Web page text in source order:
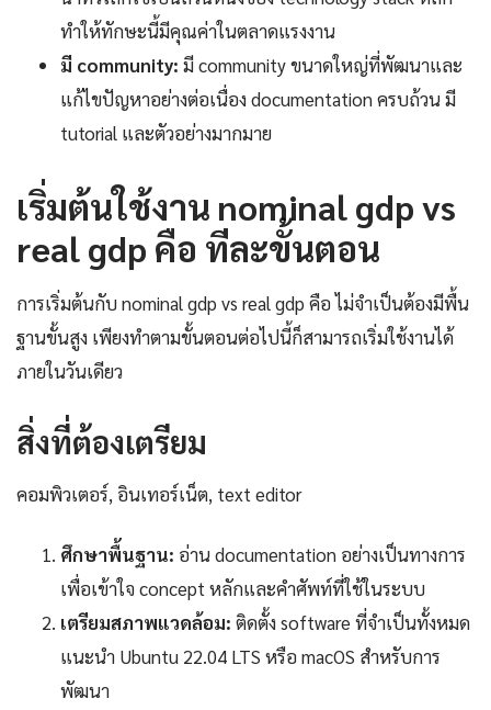
ทำให้ทักษะนี้มีคุณค่าในตลาดแรงงาน
มี community: มี community ขนาดใหญ่ที่พัฒนาและ
แก้ไขปัญหาอย่างต่อเนื่อง documentation ครบถ้วน มี
tutorial และตัวอย่างมากมาย
เริ่มต้นใช้งาน nominal gdp vs
real gdp คือ ทีละขั้นตอน
การเริ่มต้นกับ nominal gdp vs real gdp คือ ไม่จำเป็นต้องมีพื้น
ฐานขั้นสูง เพียงทำตามขั้นตอนต่อไปนี้ก็สามารถเริ่มใช้งานได้
ภายในวันเดียว
สิ่งที่ต้องเตรียม
คอมพิวเตอร์, อินเทอร์เน็ต, text editor
ศึกษาพื้นฐาน: อ่าน documentation อย่างเป็นทางการ
เพื่อเข้าใจ concept หลักและคำศัพท์ที่ใช้ในระบบ
เตรียมสภาพแวดล้อม: ติดตั้ง software ที่จำเป็นทั้งหมด
แนะนำ Ubuntu 22.04 LTS หรือ macOS สำหรับการ
พัฒนา